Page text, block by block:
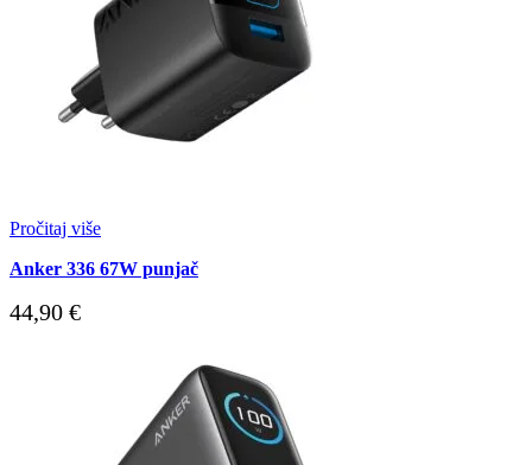
Pročitaj više
Anker 336 67W punjač
44,90 €